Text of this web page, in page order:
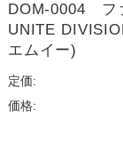
DOM-0004 フ
UNITE
エムイー)
定価:
価格: